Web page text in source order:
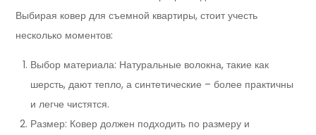
Выбирая ковер для съемной квартиры, стоит учесть
несколько моментов:
Выбор материала: Натуральные волокна, такие как
шерсть, дают тепло, а синтетические – более практичны
и легче чистятся.
Размер: Ковер должен подходить по размеру и